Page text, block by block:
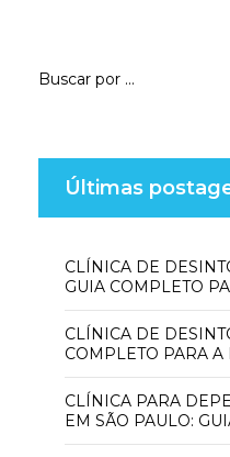
Últimas
CLÍNICA DE DESINTOXICAÇÃO DE DROGAS:
GUIA COMPLETO
CLÍNICA DE DESINTOXICAÇÃO: GUIA
COMPLETO PARA A
CLÍNICA PARA DEPENDENTES QUÍMICOS
EM SÃO PAULO: